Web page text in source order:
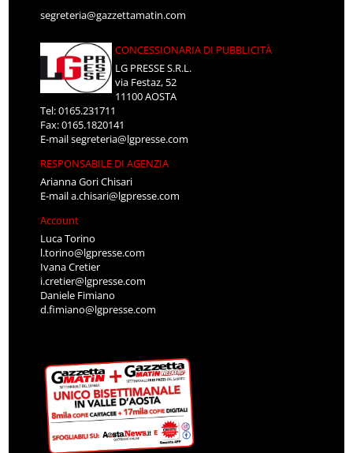
segreteria@gazzettamatin.com
CONCESSIONARIA DI PUBBLICITÀ
LG PRESSE S.R.L.
via Festaz, 52
11100 AOSTA
Tel: 0165.231711
Fax: 0165.1820141
E-mailsegreteria@lgpresse.com
RESPONSABILE DI AGENZIA
Arianna Gori Chisari
E-maila.chisari@lgpresse.com
Account
Luca Torino
l.torino@lgpresse.com
Ivana Cretier
i.cretier@lgpresse.com
Daniele Fimiano
d.fimiano@lgpresse.com